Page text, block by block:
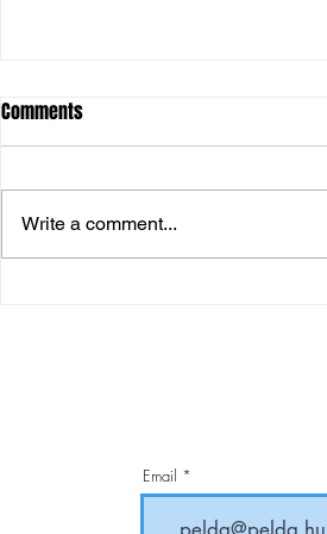
MOL Magyar Kupa: magabiztos
Comments
Write a comment...
Email